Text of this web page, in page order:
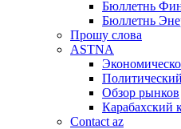
Бюллетнь
Бюллетнь
Прошу слова
ASTNA
Обзор рынков
Карабахский
Contact az